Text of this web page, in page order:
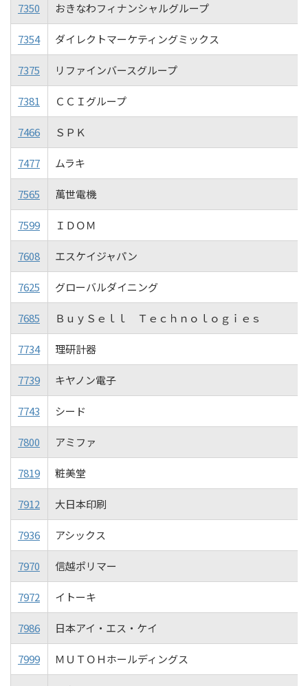
7350 おきなわフィナンシャルグループ
7354 ダイレクトマーケティングミックス
7375 リファインバースグループ
7381 ＣＣＩグループ
7466 ＳＰＫ
7477 ムラキ
7565 萬世電機
7599 ＩＤＯＭ
7608 エスケイジャパン
7625 グローバルダイニング
7685 ＢｕｙＳｅｌｌ Ｔｅｃｈｎｏｌｏｇｉｅｓ
7734 理研計器
7739 キヤノン電子
7743 シード
7800 アミファ
7819 粧美堂
7912 大日本印刷
7936 アシックス
7970 信越ポリマー
7972 イトーキ
7986 日本アイ・エス・ケイ
7999 ＭＵＴＯＨホールディングス